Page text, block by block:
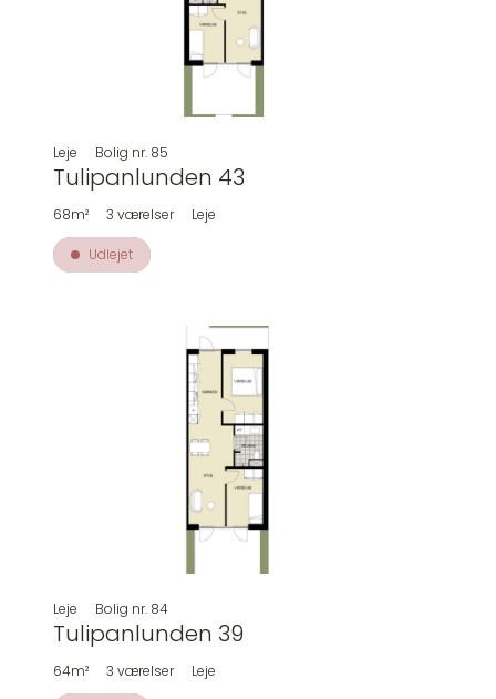
Leje Bolig nr. 85
Tulipanlunden 43
68m² 3 værelser Leje
Udlejet
Leje Bolig nr. 84
Tulipanlunden 39
64m² 3 værelser Leje